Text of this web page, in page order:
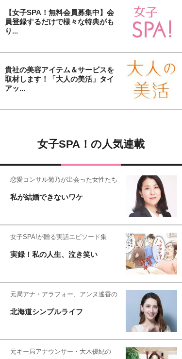
【女子SPA！無料会員募集中】会
員登録するだけで様々な特典がも
り...
貴社の美容アイテム＆サービスを
取材します！「大人の美活」タイ
アッ...
女子SPA！の人気連載
恋愛コンサル菊乃が出会った女性たち
私が結婚できないワケ
女子SPA!が贈る実話エピソード集
実録！私の人生、泣き笑い
元局アナ・アラフォー、アンヌ遙香の
北海道シンプルライフ
元キー局アナウンサー・大木優紀の